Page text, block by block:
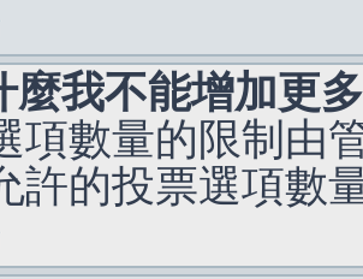
麼我不能增加更
項數量的限制由
許的投票選項數